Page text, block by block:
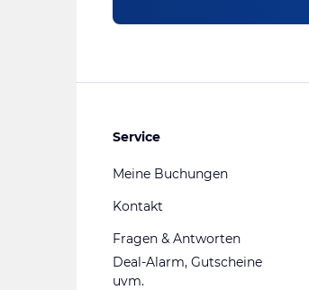
Service
Meine Buchungen
Kontakt
Fragen & Antworten
Deal-Alarm, Gutscheine
uvm.